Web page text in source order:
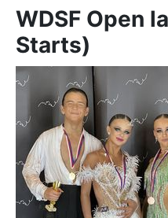
WDSF Open
Starts)